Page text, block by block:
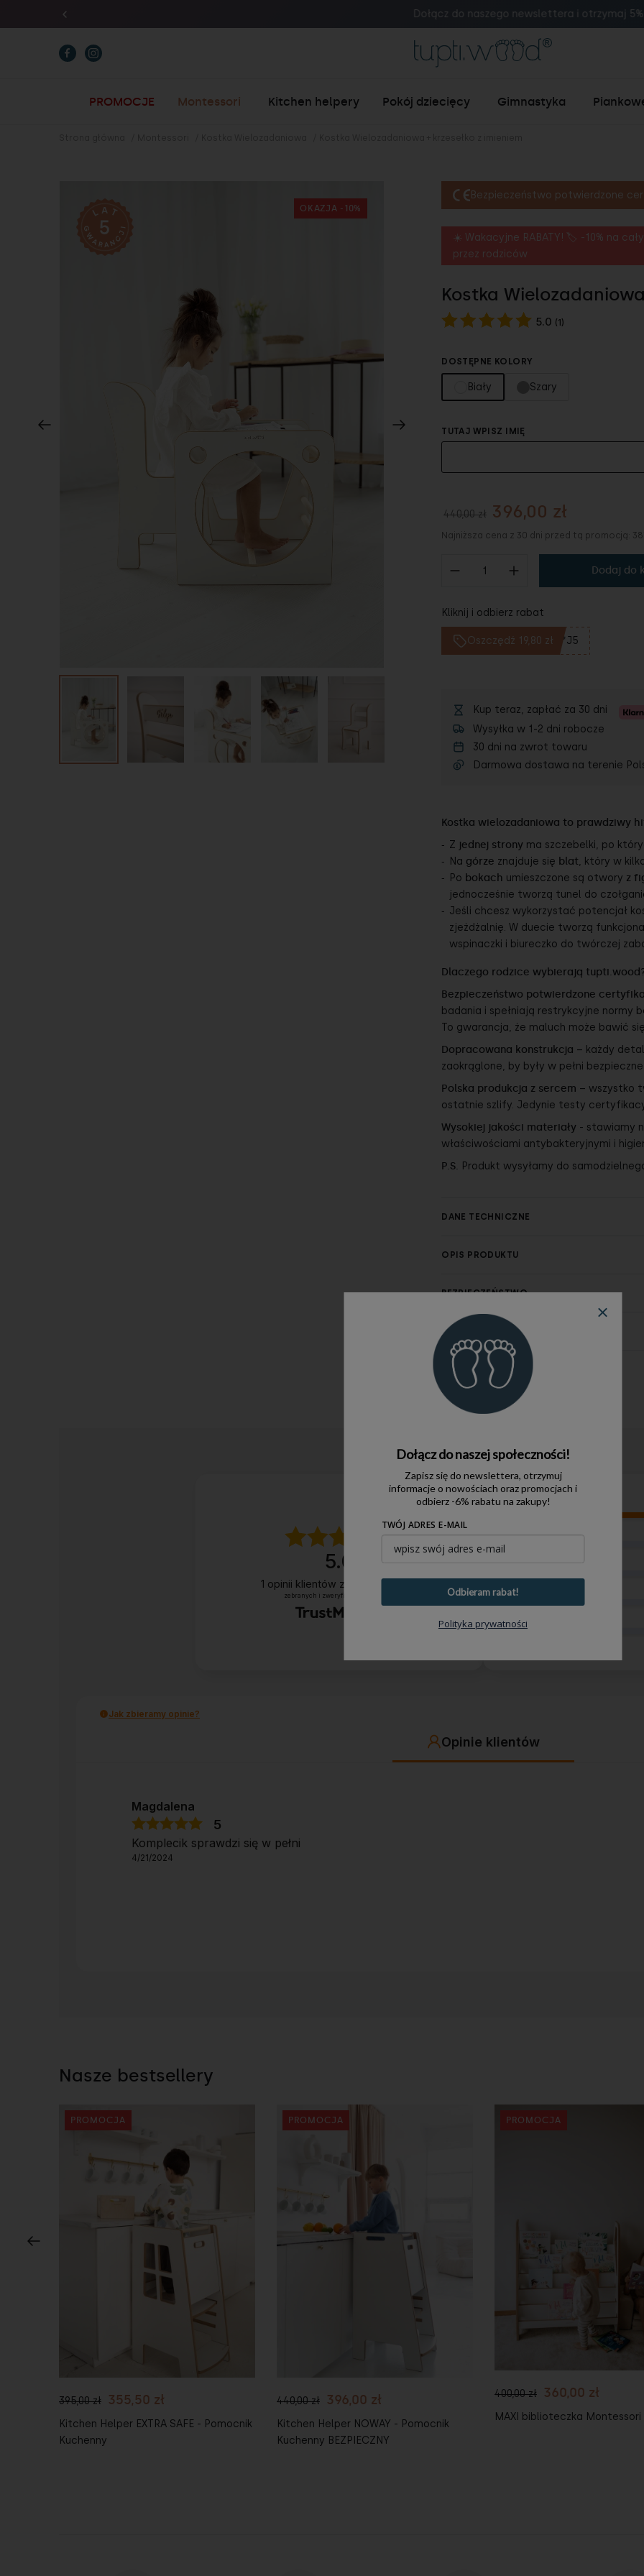
Dołącz do naszego newslettera i otrzymaj 5% rabatu na zakupy!
PROMOCJE Montessori Kitchen helpery Pokój dziecięcy Gimnastyka
OKAZJA -10%
Bezpieczeństwo potwierdzone
☀️ Wakacyjne RABATY! 🏷️ -10% na
przez rodziców
Kostka
5.0 (1)
DOSTĘPNE KOLORY
Biały Szary
TUTAJ WPISZ IMIĘ
440,00 zł 396,00 zł
Najniższa cena z 30 dni przed tą promocją:
Dodaj do
Kliknij i odbierz rabat
Oszczędź 19,80 zł **J5
Kup teraz, zapłać za 30 dni
Wysyłka w 1-2 dni robocze
30 dni na zwrot towaru
Darmowa dostawa na terenie
Kostka wielozadaniowa to prawdziwy
Z jednej strony ma szczebelki, po
Na górze znajduje się blat, który w
Po bokach umieszczone są otwory z
jednocześnie tworzą tunel do
Jeśli chcesz wykorzystać potencjał
zjeżdżalnię.W duecie tworzą
wspinaczki i biureczko do twórczej
Dlaczego rodzice wybierają
Bezpieczeństwo potwierdzone
badania i spełniają restrykcyjne normy
To gwarancja, że maluch może bawić
Dopracowana konstrukcja – każdy
zaokrąglone, by były w pełni
Polska produkcja z sercem – wszystko
ostatnie szlify. Jedynie testy
Wysokiej jakości materiały - stawiamy
właściwościami antybakteryjnymi i
P.S. Produkt wysyłamy do
DANE TECHNICZNE
OPIS PRODUKTU
BEZPIECZEŃSTWO
KOSZTY DOSTAWY
5.0
1 opinii klientów z całego okresu
zebranych i zweryfikowanych przez
4
1
Jak zbieramy opinie?
Opinie klientów
Magdalena
5
Komplecik sprawdzi się w pełni
4/21/2024
Nasze bestsellery
PROMOCJA
395,00 zł 355,50 zł
Kitchen Helper EXTRA SAFE - Pomocnik
Kuchenny
PROMOCJA
440,00 zł 396,00 zł
Kitchen Helper NOWAY - Pomocnik
Kuchenny BEZPIECZNY
PROMOCJA
400,00 zł 360,00 zł
MAXI biblioteczka Montessori
Dołącz do naszej społeczności!
Zapisz się do newslettera, otrzymuj
informacje o nowościach oraz promocjach i
odbierz -6% rabatu na zakupy!
TWÓJ ADRES E-MAIL
Odbieram rabat!
Polityka prywatności